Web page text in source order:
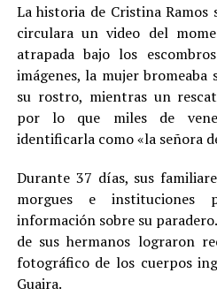
La historia de Cristina Ramos
circulara un video del
atrapada bajo los
imágenes, la mujer
su rostro, mientras un
por lo que miles de
identificarla como «la señora
Durante 37 días, sus
morgues e instituciones
información sobre su
de sus hermanos lograron
fotográfico de los cuerpos
Guaira.